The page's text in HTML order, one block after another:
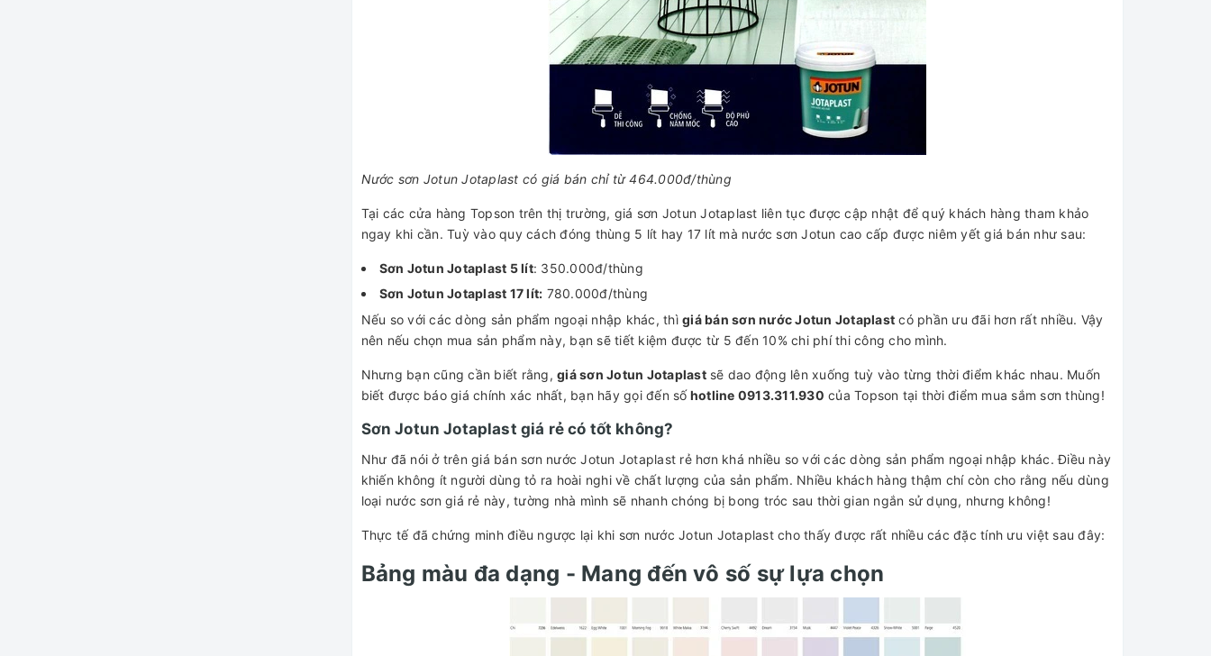
Nước sơn Jotun Jotaplast có giá bán chỉ từ 464.000đ/thùng
Tại các cửa hàng Topson trên thị trường, giá sơn Jotun Jotaplast liên tục được cập nhật để quý khách hàng tham khảo
ngay khi cần. Tuỳ vào quy cách đóng thùng 5 lít hay 17 lít mà nước sơn Jotun cao cấp được niêm yết giá bán như sau:
Sơn Jotun Jotaplast 5 lít: 350.000đ/thùng
Sơn Jotun Jotaplast 17 lít: 780.000đ/thùng
Nếu so với các dòng sản phẩm ngoại nhập khác, thì giá bán sơn nước Jotun Jotaplast có phần ưu đãi hơn rất nhiều. Vậy
nên nếu chọn mua sản phẩm này, bạn sẽ tiết kiệm được từ 5 đến 10% chi phí thi công cho mình.
Nhưng bạn cũng cần biết rằng, giá sơn Jotun Jotaplastsẽ dao động lên xuống tuỳ vào từng thời điểm khác nhau. Muốn
biết được báo giá chính xác nhất, bạn hãy gọi đến sốhotline 0913.311.930 của Topson tại thời điểm mua sắm sơn thùng!
Sơn Jotun Jotaplast giá rẻ có tốt không?
Như đã nói ở trên giá bán sơn nước Jotun Jotaplast rẻ hơn khá nhiều so với các dòng sản phẩm ngoại nhập khác. Điều này
khiến không ít người dùng tỏ ra hoài nghi về chất lượng của sản phẩm. Nhiều khách hàng thậm chí còn cho rằng nếu dùng
loại nước sơn giá rẻ này, tường nhà mình sẽ nhanh chóng bị bong tróc sau thời gian ngắn sử dụng, nhưng không!
Thực tế đã chứng minh điều ngược lại khi sơn nước Jotun Jotaplast cho thấy được rất nhiều các đặc tính ưu việt sau đây:
Bảng màu đa dạng - Mang đến vô số sự lựa chọn